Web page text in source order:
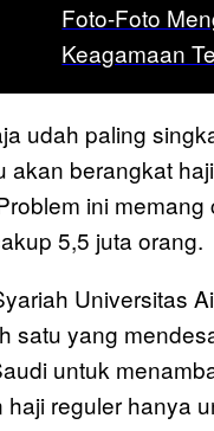
Foto-Foto
Keagamaan
udah paling
berangkat
ini
5,5 juta orang.
Universitas
satu yang
untuk
reguler hanya